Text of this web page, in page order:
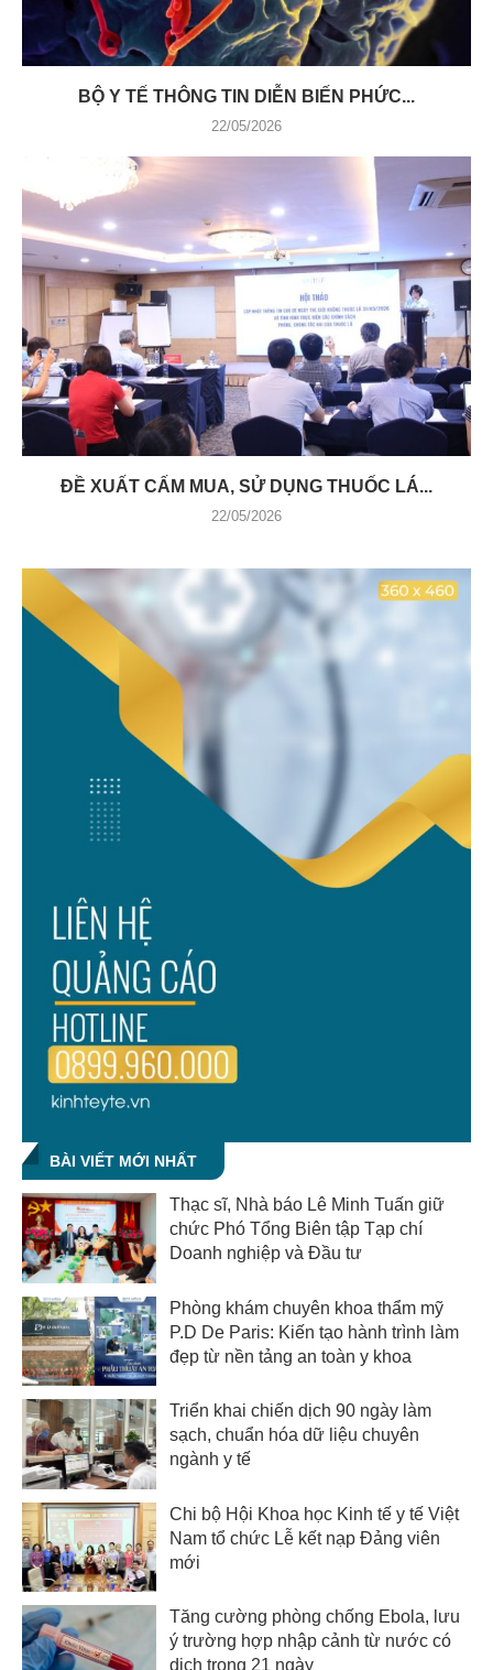
BỘ Y TẾ THÔNG TIN DIỄN BIẾN PHỨC...
22/05/2026
ĐỀ XUẤT CẤM MUA, SỬ DỤNG THUỐC LÁ...
22/05/2026
BÀI VIẾT MỚI NHẤT
Thạc sĩ, Nhà báo Lê Minh Tuấn giữ
chức Phó Tổng Biên tập Tạp chí
Doanh nghiệp và Đầu tư
Phòng khám chuyên khoa thẩm mỹ
P.D De Paris: Kiến tạo hành trình làm
đẹp từ nền tảng an toàn y khoa
Triển khai chiến dịch 90 ngày làm
sạch, chuẩn hóa dữ liệu chuyên
ngành y tế
Chi bộ Hội Khoa học Kinh tế y tế Việt
Nam tổ chức Lễ kết nạp Đảng viên
mới
Tăng cường phòng chống Ebola, lưu
ý trường hợp nhập cảnh từ nước có
dịch trong 21 ngày